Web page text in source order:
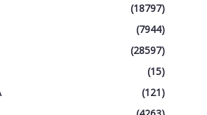
(18797)
(7944)
(28597)
(15)
(121)